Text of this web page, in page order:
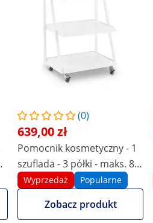
(0)
639,00 zł
Pomocnik kosmetyczny - 1
szuflada - 3 półki - maks. 80
kg - biały
Wyprzedaż Popularne
Zobacz produkt